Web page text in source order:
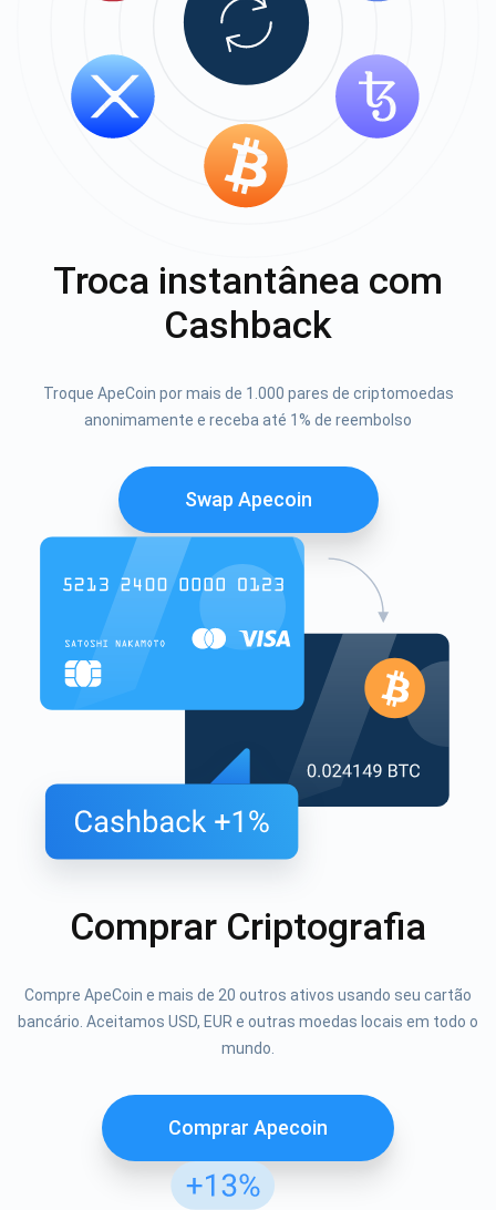
Troca instantânea com
Cashback
Troque ApeCoin por mais de 1.000 pares de criptomoedas
anonimamente e receba até 1% de reembolso
Swap Apecoin
Comprar Criptografia
Compre ApeCoin e mais de 20 outros ativos usando seu cartão
bancário. Aceitamos USD, EUR e outras moedas locais em todo o
mundo.
Comprar Apecoin